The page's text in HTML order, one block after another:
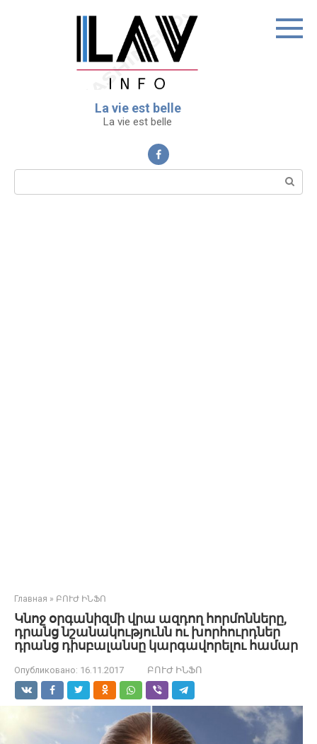
La vie est belle
La vie est belle
Поиск:
Главная » ԲՈՒԺ ԻՆՖՈ
Կնոջ օրգանիզմի վրա ազդող հորմոնները,
դրանց նշանակությունն ու խորհուրդներ
դրանց դիսբալանսը կարգավորելու համար
Опубликовано: 16.11.2017 ԲՈՒԺ ԻՆՖՈ